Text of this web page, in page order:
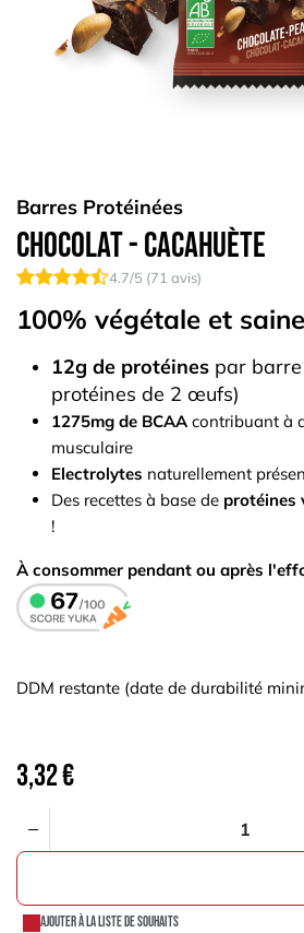
Barres Protéinées
Chocolat - Cacahuète
4.7/5 (71 avis)
100% végétale et
12g de protéines par
protéines de 2 œufs)
1275mg de BCAA contribuant à
musculaire
Electrolytes naturellement
Des recettes à base de protéines
!
À consommer pendant ou après
DDM restante (date de durabilité
3,32€
Ajouter à la liste de souhaits